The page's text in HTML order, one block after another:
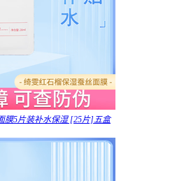
膜5片装补水保湿 [25片]五盒